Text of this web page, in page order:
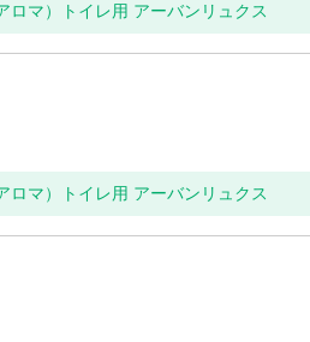
マ）トイレ用 アーバンリュクス
マ）トイレ用 アーバンリュクス